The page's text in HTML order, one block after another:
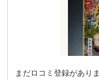
まだロコミ登録があり